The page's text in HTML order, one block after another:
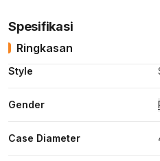
Spesifikasi
Ringkasan
Style
Gender
Case Diameter